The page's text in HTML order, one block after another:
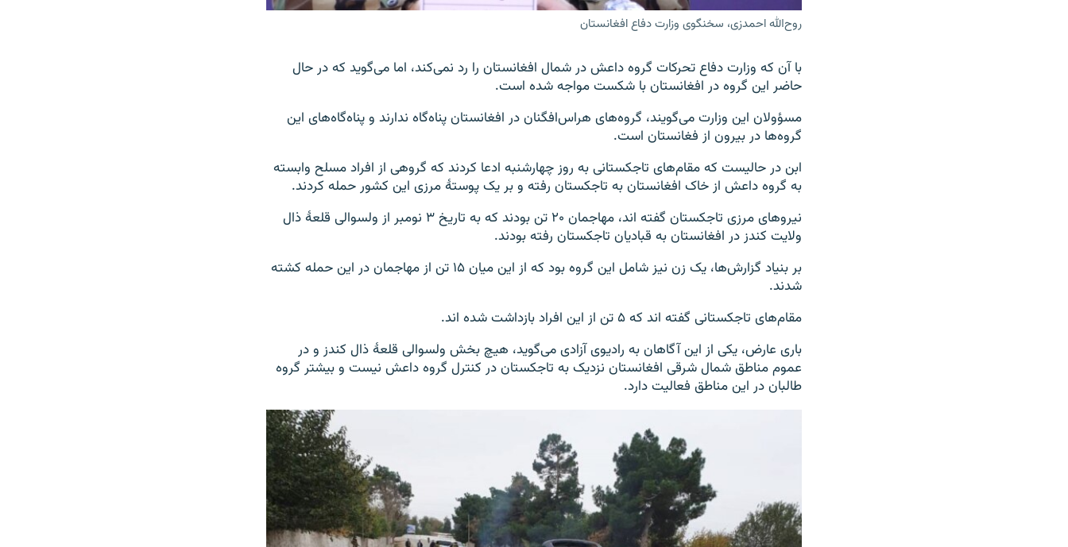
روح‌الله احمدزی، سخنگوی وزارت دفاع افغانستان
با آن که وزارت دفاع تحرکات گروه داعش در شمال افغانستان را رد نمی‌کند، اما می‌گوید که در حال
حاضر این گروه در افغانستان با شکست مواجه شده است.
مسؤولان این وزارت می‌گویند، گروه‌های هراس‌افگنان در افغانستان پناه‌گاه ندارند و پناه‌گاه‌های این
گروه‌ها در بیرون از فغانستان است.
ابن در حالیست که مقام‌های تاجکستانی به روز چهارشنبه ادعا کردند که گروهی از افراد مسلح وابسته
به گروه داعش از خاک افغانستان به تاجکستان رفته و بر یک پوستۀ مرزی این کشور حمله کردند.
نیروهای مرزی تاجکستان گفته اند، مهاجمان ۲۰ تن بودند که به تاریخ ۳ نومبر از ولسوالی قلعۀ ذال
ولایت کندز در افغانستان به قبادیان تاجکستان رفته بودند.
بر بنیاد گزارش‌ها، یک زن نیز شامل این گروه بود که از این میان ۱۵ تن از مهاجمان در این حمله کشته
شدند.
مقام‌های تاجکستانی گفته اند که ۵ تن از این افراد بازداشت شده اند.
باری عارض، یکی از این آگاهان به رادیوی آزادی می‌گوید، هیچ بخش ولسوالی قلعۀ ذال کندز و در
عموم مناطق شمال شرقی افغانستان نزدیک به تاجکستان در کنترل گروه داعش نیست و بیشتر گروه
طالبان در این مناطق فعالیت دارد.